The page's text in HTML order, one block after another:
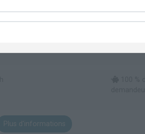
Plus d'informations